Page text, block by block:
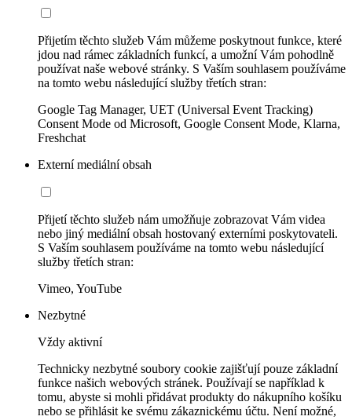
Přijetím těchto služeb Vám můžeme poskytnout funkce, které
jdou nad rámec základních funkcí, a umožní Vám pohodlně
používat naše webové stránky. S Vaším souhlasem používáme
na tomto webu následující služby třetích stran:
Google Tag Manager, UET (Universal Event Tracking)
Consent Mode od Microsoft, Google Consent Mode, Klarna,
Freshchat
Externí mediální obsah
Přijetí těchto služeb nám umožňuje zobrazovat Vám videa
nebo jiný mediální obsah hostovaný externími poskytovateli.
S Vaším souhlasem používáme na tomto webu následující
služby třetích stran:
Vimeo, YouTube
Nezbytné
Vždy aktivní
Technicky nezbytné soubory cookie zajišťují pouze základní
funkce našich webových stránek. Používají se například k
tomu, abyste si mohli přidávat produkty do nákupního košíku
nebo se přihlásit ke svému zákaznickému účtu. Není možné,